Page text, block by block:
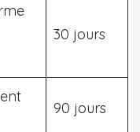
30 jours
90 jours